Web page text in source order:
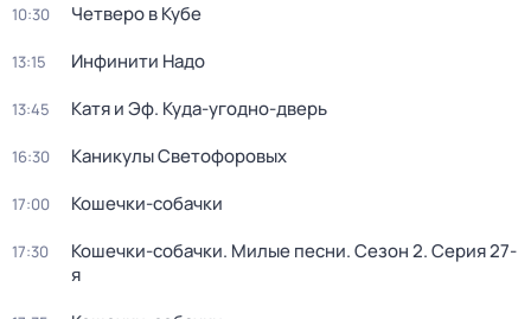
10:30 Четверо в Кубе
13:15 Инфинити Надо
13:45 Катя и Эф. Куда-угодно-дверь
16:30 Каникулы Светофоровых
17:00 Кошечки-собачки
17:30 Кошечки-собачки. Милые песни. Сезон 2. Серия 27-
я